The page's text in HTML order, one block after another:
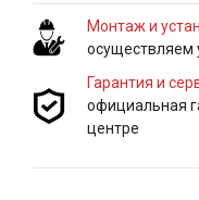
Монтаж и
осуществляем
Гарантия и
официальная
центре